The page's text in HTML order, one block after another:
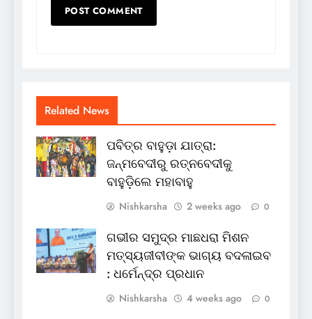
Related News
ପବିତ୍ର ବାହୁଡ଼ା ଯାତ୍ରା:
ଜନ୍ମବେଦୀରୁ ରତ୍ନବେଦୀକୁ
ବାହୁଡ଼ିଲେ ମହାବାହୁ
Nishkarsha 2 weeks ago 0
ଗଭୀର ସମୁଦ୍ର ମାଛଧରା ମିଶନ
ମତ୍ସ୍ୟଜୀବୀଙ୍କ ଭାଗ୍ୟ ବଦଳାଇବ
: ଧର୍ମେନ୍ଦ୍ର ପ୍ରଧାନ
Nishkarsha 4 weeks ago 0